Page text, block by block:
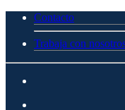
Contacto
Trabaja con